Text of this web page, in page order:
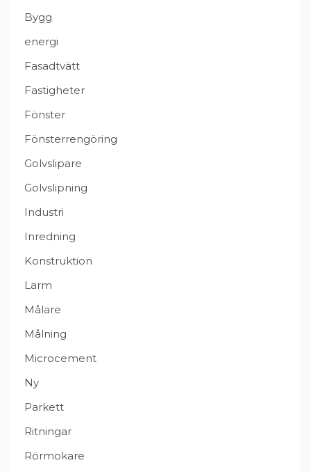
Bygg
energi
Fasadtvätt
Fastigheter
Fönster
Fönsterrengöring
Golvslipare
Golvslipning
Industri
Inredning
Konstruktion
Larm
Målare
Målning
Microcement
Ny
Parkett
Ritningar
Rörmokare